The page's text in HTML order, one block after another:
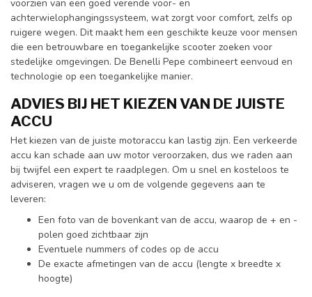
voorzien van een goed verende voor- en
achterwielophangingssysteem, wat zorgt voor comfort, zelfs op
ruigere wegen. Dit maakt hem een geschikte keuze voor mensen
die een betrouwbare en toegankelijke scooter zoeken voor
stedelijke omgevingen. De Benelli Pepe combineert eenvoud en
technologie op een toegankelijke manier.
ADVIES BIJ HET KIEZEN VAN DE JUISTE
ACCU
Het kiezen van de juiste motoraccu kan lastig zijn. Een verkeerde
accu kan schade aan uw motor veroorzaken, dus we raden aan
bij twijfel een expert te raadplegen. Om u snel en kosteloos te
adviseren, vragen we u om de volgende gegevens aan te
leveren:
Een foto van de bovenkant van de accu, waarop de + en -
polen goed zichtbaar zijn
Eventuele nummers of codes op de accu
De exacte afmetingen van de accu (lengte x breedte x
hoogte)